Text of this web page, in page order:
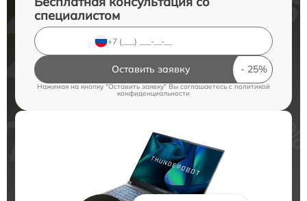
специалистом
Оставить заявку
Нажимая на кнопку "Оставить заявку" Вы соглашаетесь cполитикой
конфиденциальности